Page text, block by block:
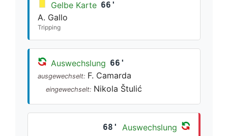
Gelbe Karte 66'
A. Gallo
Tripping
Auswechslung 66'
ausgewechselt: F. Camarda
eingewechselt: Nikola Štulić
68' Auswechslung